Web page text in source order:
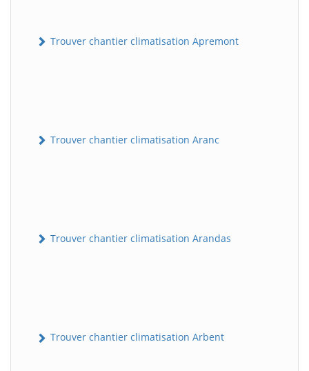
Trouver chantier climatisation Apremont
Trouver chantier climatisation Aranc
Trouver chantier climatisation Arandas
Trouver chantier climatisation Arbent